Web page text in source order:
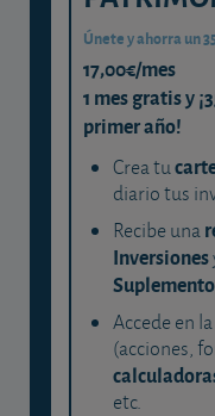
Únete y ahorra un
17,00€/mes
1 mes gratis y
primer año!
Crea tu
diario tus
Recibe una
Inversiones
Accede en
(acciones,
etc.